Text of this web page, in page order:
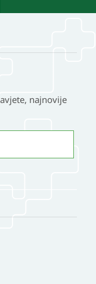
najnovije